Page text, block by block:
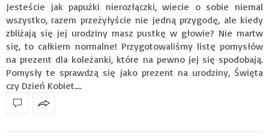
Jesteście jak papużki nierozłączki, wiecie o sobie niemal
wszystko, razem przeżyłyście nie jedną przygodę, ale kiedy
zbliżają się jej urodziny masz pustkę w głowie? Nie martw
się, to całkiem normalne! Przygotowaliśmy listę pomysłów
na prezent dla koleżanki, które na pewno jej się spodobają.
Pomysły te sprawdzą się jako prezent na urodziny, Święta
czy Dzień Kobiet.…